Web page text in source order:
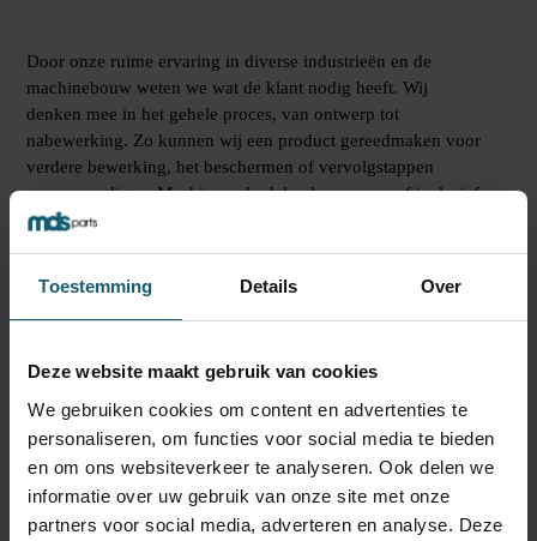
Toestemming Details Over
Deze website maakt gebruik van cookies
We gebruiken cookies om content en advertenties te
personaliseren, om functies voor social media te bieden
en om ons websiteverkeer te analyseren. Ook delen we
informatie over uw gebruik van onze site met onze
partners voor social media, adverteren en analyse. Deze
Door onze ruime ervaring in diverse industrieën en de
machinebouw weten we wat de klant nodig heeft. Wij
denken mee in het gehele proces, van ontwerp tot
nabewerking. Zo kunnen wij een product gereedmaken voor
verdere bewerking, het beschermen of vervolgstappen
vereenvoudigen. Machineonderdelen leveren we af inclusief
de boorgaten, zodat de klant deze niet meer hoeft na te
concentreren op de bewerking van het plaatmateriaal. Het is
onze missie om een compleet product af te leveren waarin de
SNELLE SERVICEEN KWALITEIT